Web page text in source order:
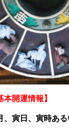
本開運情報】
、寅日、寅時あ